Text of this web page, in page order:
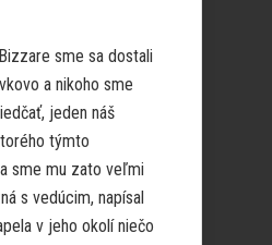
sme sa dostali
a nikoho sme
jeden náš
týmto
sme mu zato veľmi
s vedúcim, napísal
v jeho okolí niečo